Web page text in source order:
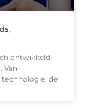
ontwikkeld
Van
de